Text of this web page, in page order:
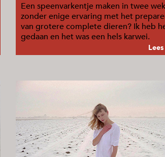
Een speenvarkentje maken in twee
zonder enige ervaring met het
van grotere complete dieren? Ik heb
gedaan en het was een hels karwei.